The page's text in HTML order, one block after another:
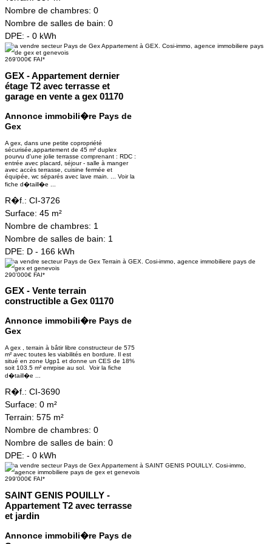
Nombre de chambres: 0
Nombre de salles de bain: 0
DPE: - 0 kWh
269'000€ FAI*
GEX - Appartement dernier
étage T2 avec terrasse et
garage en vente a gex 01170
Annonce immobili�re Pays de
Gex
A gex, dans une petite copropriété
sécurisée,appartement de 45 m² duplex
pourvu d'une jolie terrasse comprenant : RDC :
entrée avec placard, séjour - salle à manger
avec accès terrasse, cuisine fermée et
équipée, wc séparés avec lave main. ... Voir la
fiche d�taill�e ...
R�f.: CI-3726
Surface: 45 m²
Nombre de chambres: 1
Nombre de salles de bain: 1
DPE: D - 166 kWh
290'000€ FAI*
GEX - Vente terrain
constructible a Gex 01170
Annonce immobili�re Pays de
Gex
A gex , terrain à bâtir libre constructeur de 575
m² avec toutes les viabilités en bordure. Il est
situé en zone Ugp1 et donne un CES de 18%
soit 103.5 m² emrpise au sol. Voir la fiche
d�taill�e ...
R�f.: CI-3690
Surface: 0 m²
Terrain: 575 m²
Nombre de chambres: 0
Nombre de salles de bain: 0
DPE: - 0 kWh
299'000€ FAI*
SAINT GENIS POUILLY -
Appartement T2 avec terrasse
et jardin
Annonce immobili�re Pays de